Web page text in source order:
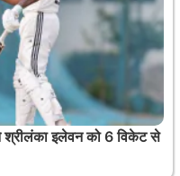
इलेवन को 6 विकेट से